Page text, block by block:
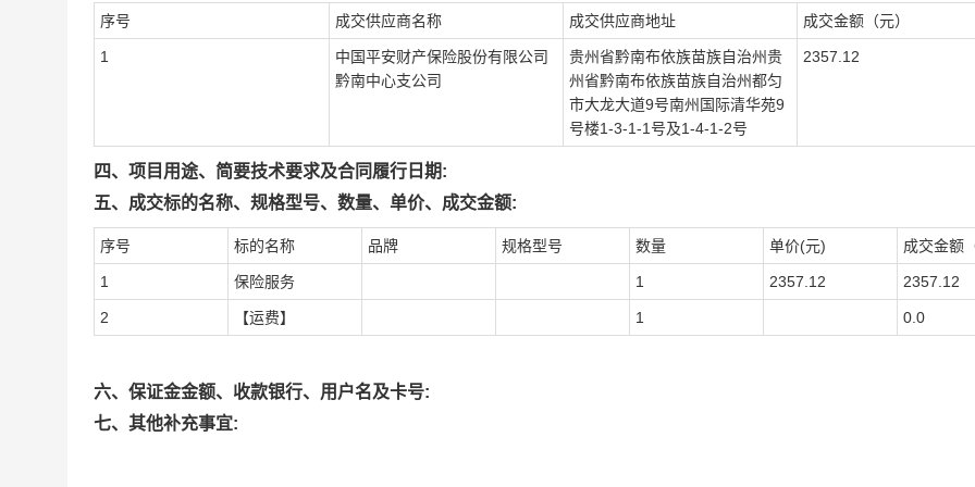
序号 成交供应商名称 成交供应商地址 成交金额（元）
1
中国平安财产保险股份有限公司
黔南中心支公司
贵州省黔南布依族苗族自治州贵
州省黔南布依族苗族自治州都匀
市大龙大道9号南州国际清华苑9
号楼1-3-1-1号及1-4-1-2号
2357.12
四、项目用途、简要技术要求及合同履行日期:
五、成交标的名称、规格型号、数量、单价、成交金额:
序号 标的名称 品牌 规格型号 数量 单价(元) 成交金额
1 保险服务 1 2357.12 2357.12
2 【运费】 1 0.0
六、保证金金额、收款银行、用户名及卡号:
七、其他补充事宜: